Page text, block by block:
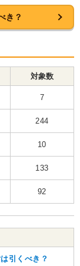
き？
対象数
7
244
10
133
92
引くべき？